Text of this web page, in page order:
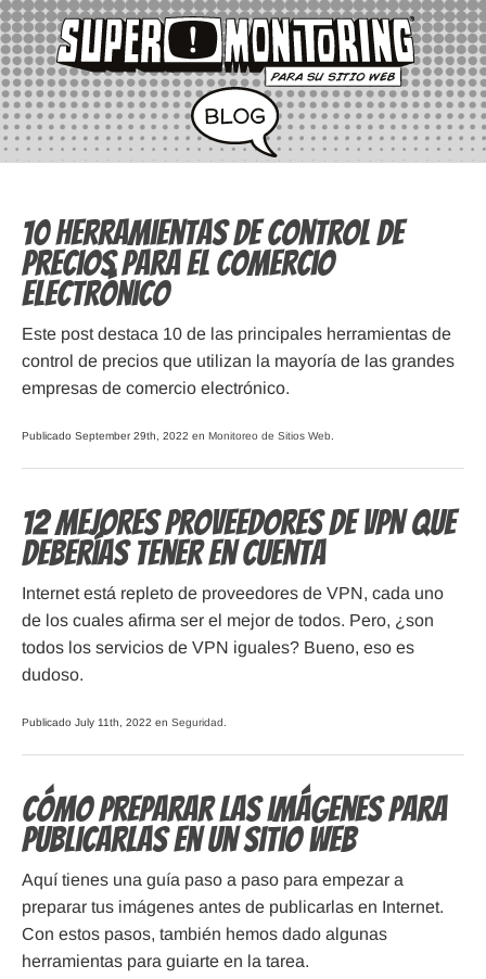
10 herramientas de control de
precios para el comercio
electrónico
Este post destaca 10 de las principales herramientas de
control de precios que utilizan la mayoría de las grandes
empresas de comercio electrónico.
Publicado September 29th, 2022 en Monitoreo de Sitios Web
12 mejores proveedores de VPN que
deberías tener en cuenta
Internet está repleto de proveedores de VPN, cada uno
de los cuales afirma ser el mejor de todos. Pero, ¿son
todos los servicios de VPN iguales? Bueno, eso es
dudoso.
Publicado July 11th, 2022 en Seguridad
Cómo preparar las imágenes para
publicarlas en un sitio web
Aquí tienes una guía paso a paso para empezar a
preparar tus imágenes antes de publicarlas en Internet.
Con estos pasos, también hemos dado algunas
herramientas para guiarte en la tarea.